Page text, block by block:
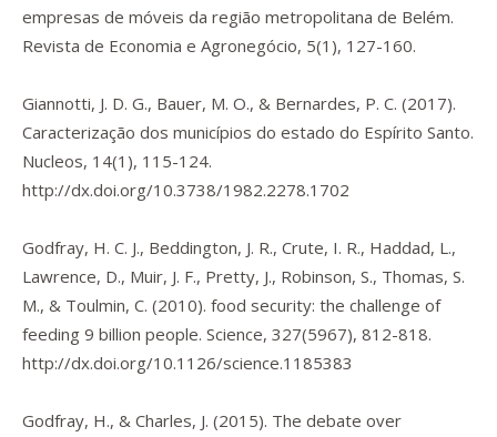
empresas de móveis da região metropolitana de Belém.
Revista de Economia e Agronegócio, 5(1), 127-160.
Giannotti, J. D. G., Bauer, M. O., & Bernardes, P. C. (2017).
Caracterização dos municípios do estado do Espírito Santo.
Nucleos, 14(1), 115-124.
http://dx.doi.org/10.3738/1982.2278.1702
Godfray, H. C. J., Beddington, J. R., Crute, I. R., Haddad, L.,
Lawrence, D., Muir, J. F., Pretty, J., Robinson, S., Thomas, S.
M., & Toulmin, C. (2010). food security: the challenge of
feeding 9 billion people. Science, 327(5967), 812-818.
http://dx.doi.org/10.1126/science.1185383
Godfray, H., & Charles, J. (2015). The debate over